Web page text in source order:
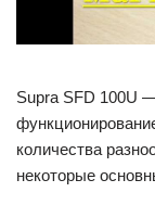
Supra SFD 100U
количества
некоторые